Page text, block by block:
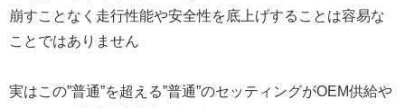
崩すことなく走行性能や安全性を底上げすることは容易な
ことではありません
実はこの”普通”を超える”普通”のセッティングがOEM供給や